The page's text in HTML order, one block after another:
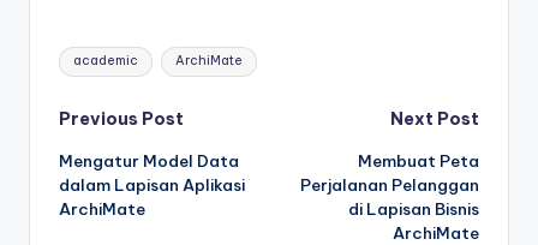
Tags:
academic ArchiMate
Post
navigation
Previous Post
Mengatur Model Data
dalam Lapisan Aplikasi
ArchiMate
Next Post
Membuat Peta
Perjalanan Pelanggan
di Lapisan Bisnis
ArchiMate